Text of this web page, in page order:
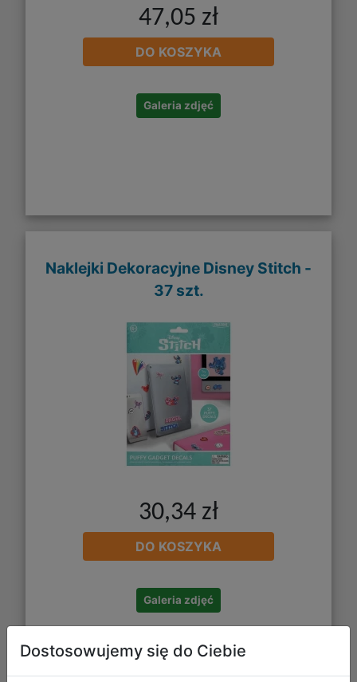
47,05 zł
DO KOSZYKA
Galeria zdjęć
Naklejki Dekoracyjne Disney Stitch -
37 szt.
30,34 zł
DO KOSZYKA
Galeria zdjęć
Dostosowujemy się do Ciebie